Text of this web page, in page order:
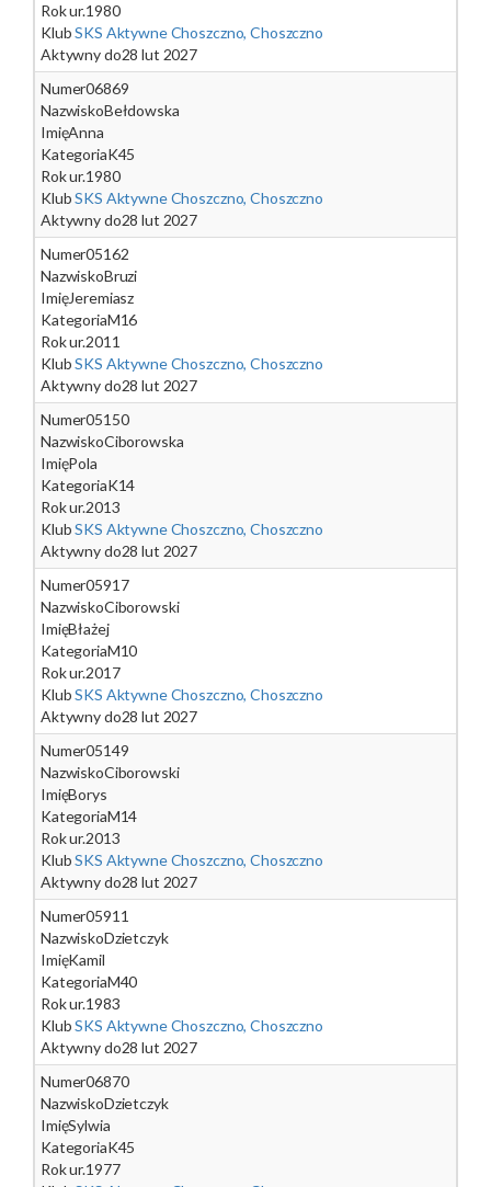
Rok ur.1980
KlubSKS Aktywne Choszczno, Choszczno
Aktywny do28 lut 2027
Numer06869
NazwiskoBełdowska
ImięAnna
KategoriaK45
Rok ur.1980
KlubSKS Aktywne Choszczno, Choszczno
Aktywny do28 lut 2027
Numer05162
NazwiskoBruzi
ImięJeremiasz
KategoriaM16
Rok ur.2011
KlubSKS Aktywne Choszczno, Choszczno
Aktywny do28 lut 2027
Numer05150
NazwiskoCiborowska
ImięPola
KategoriaK14
Rok ur.2013
KlubSKS Aktywne Choszczno, Choszczno
Aktywny do28 lut 2027
Numer05917
NazwiskoCiborowski
ImięBłażej
KategoriaM10
Rok ur.2017
KlubSKS Aktywne Choszczno, Choszczno
Aktywny do28 lut 2027
Numer05149
NazwiskoCiborowski
ImięBorys
KategoriaM14
Rok ur.2013
KlubSKS Aktywne Choszczno, Choszczno
Aktywny do28 lut 2027
Numer05911
NazwiskoDzietczyk
ImięKamil
KategoriaM40
Rok ur.1983
KlubSKS Aktywne Choszczno, Choszczno
Aktywny do28 lut 2027
Numer06870
NazwiskoDzietczyk
ImięSylwia
KategoriaK45
Rok ur.1977